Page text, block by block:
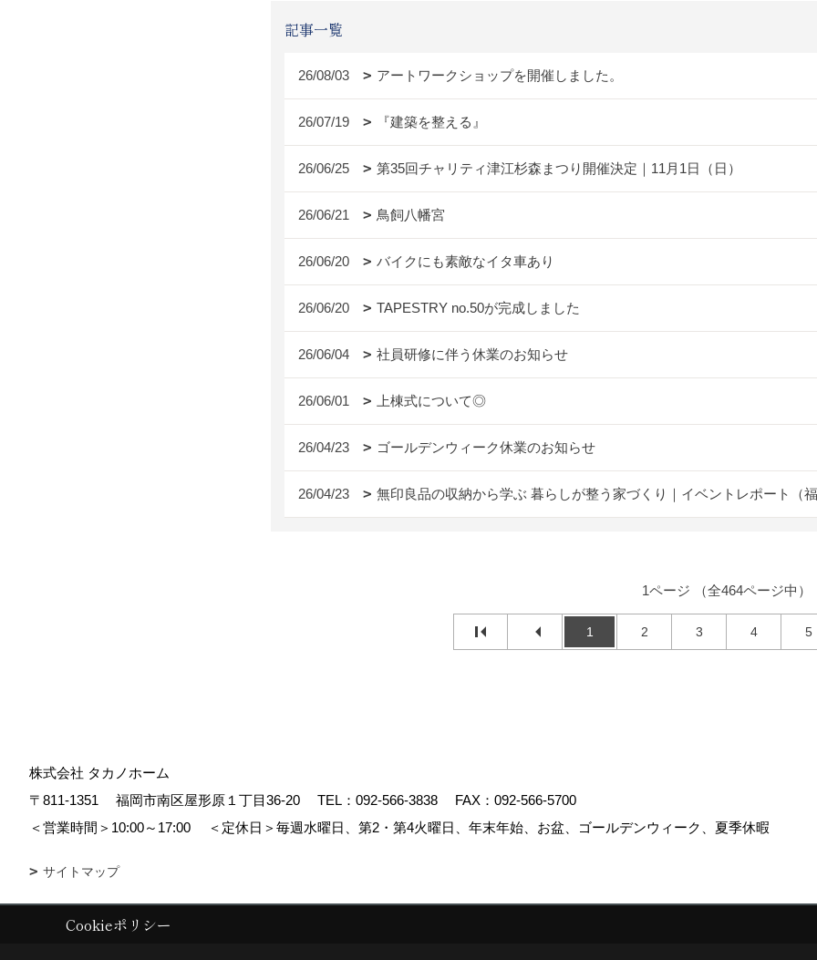
記事一覧
26/08/03 アートワークショップを開催しました。
26/07/19 『建築を整える』
26/06/25 第35回チャリティ津江杉森まつり開催決定｜11月1日（日）
26/06/21 鳥飼八幡宮
26/06/20 バイクにも素敵なイタ車あり
26/06/20 TAPESTRY no.50が完成しました
26/06/04 社員研修に伴う休業のお知らせ
26/06/01 上棟式について◎
26/04/23 ゴールデンウィーク休業のお知らせ
26/04/23 無印良品の収納から学ぶ 暮らしが整う家づくり｜イベントレポート（
1ページ （全464ページ中）
1 2 3 4 5
株式会社 タカノホーム
〒811-1351
福岡市南区屋形原１丁目36-20 TEL： 092-566-3838
FAX：092-566-5700
＜営業時間＞10:00～17:00
＜定休日＞毎週水曜日、第2・第4火曜日、年末年始、お盆、ゴールデンウィーク、夏季休暇
サイトマップ
Copyright (c) TAKANO CONSTRUCTION CO.,LTD. All Rights Reserved.
Cookieポリシー